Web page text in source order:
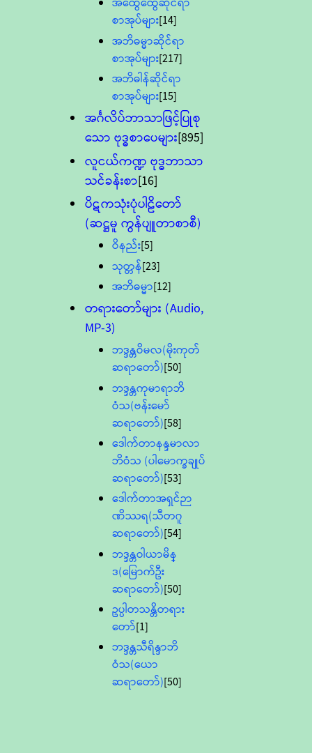
စာအုပ်များ[14]
အဘိဓမ္မာဆိုင်ရာ
စာအုပ်များ[217]
အဘိဓါန်ဆိုင်ရာ
စာအုပ်များ[15]
အင်္ဂလိပ်ဘာသာဖြင့်ပြုစု
သော ဗုဒ္ဓစာပေများ[895]
လူငယ်ကဏ္ဍ ဗုဒ္ဓဘာသာ
သင်ခန်းစာ[16]
ပိဋကသုံးပုံပါဠိတော်
(ဆဋ္ဌမူ ကွန်ပျူတာစာစီ)
ဝိနည်း[5]
သုတ္တန်[23]
အဘိဓမ္မာ[12]
တရားတော်များ (Audio,
MP-3)
ဘဒ္ဒန္တဝိမလ(မိုးကုတ်
ဆရာတော်)[50]
ဘဒ္ဒန္တကုမာရာဘိ
ဝံသ(ဗန်းမော်
ဆရာတော်)[58]
ဒေါက်တာနန္ဒမာလာ
ဘိဝံသ (ပါမောက္ခချုပ်
ဆရာတော်)[53]
ဒေါက်တာအရှင်ဉာ
ဏိဿရ(သီတဂူ
ဆရာတော်)[54]
ဘဒ္ဒန္တဝါယာမိန္
ဒ(မြောက်ဦး
ဆရာတော်)[50]
ဥပ္ပါတသန္တိတရား
တော်[1]
ဘဒ္ဒန္တသီရိန္ဒာဘိ
ဝံသ(ယော
ဆရာတော်)[50]